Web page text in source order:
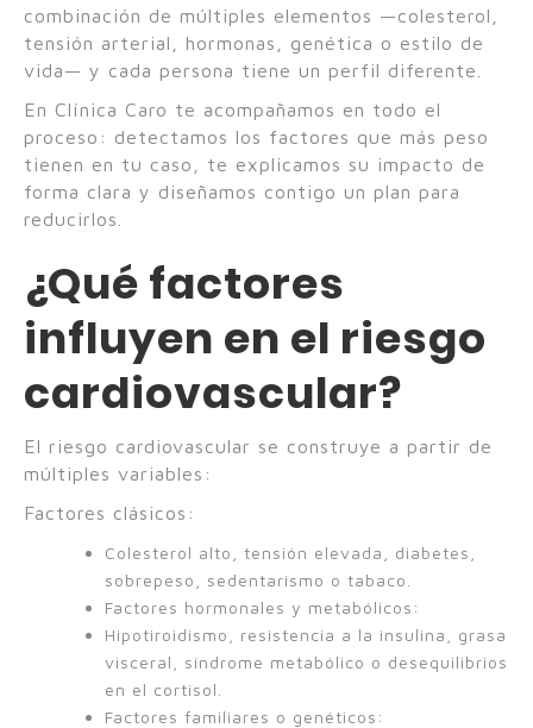
combinación de múltiples elementos —colesterol,
tensión arterial, hormonas, genética o estilo de
vida— y cada persona tiene un perfil diferente.
En Clínica Caro te acompañamos en todo el
proceso: detectamos los factores que más peso
tienen en tu caso, te explicamos su impacto de
forma clara y diseñamos contigo un plan para
reducirlos.
¿Qué factores
influyen en el riesgo
cardiovascular?
El riesgo cardiovascular se construye a partir de
múltiples variables:
Factores clásicos:
Colesterol alto, tensión elevada, diabetes,
sobrepeso, sedentarismo o tabaco.
Factores hormonales y metabólicos:
Hipotiroidismo, resistencia a la insulina, grasa
visceral, síndrome metabólico o desequilibrios
en el cortisol.
Factores familiares o genéticos: